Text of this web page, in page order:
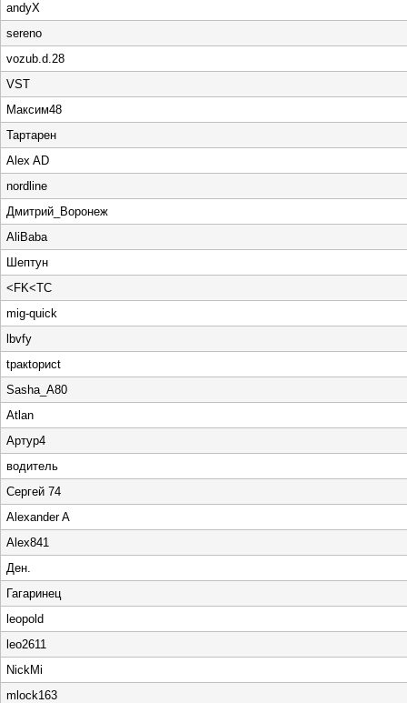
andyX
sereno
vozub.d.28
VST
Максим48
Тартарен
Alex AD
nordline
Дмитрий_Воронеж
AliBaba
Шептун
<FK<TC
mig-quick
lbvfy
tракtорисt
Sasha_A80
Atlan
Артур4
водитель
Сергей 74
Alexander A
Alex841
Ден.
Гагаринец
leopold
leo2611
NickMi
mlock163